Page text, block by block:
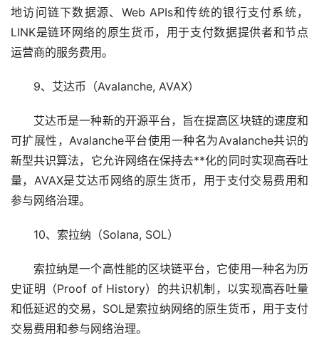
地访问链下数据源、Web APIs和传统的银行支付系统，
LINK是链环网络的原生货币，用于支付数据提供者和节点
运营商的服务费用。
9、 艾达币 （Avalanche, AVAX）
艾达币是一种新的开源平台，旨在提高区块链的速度和
可扩展性，Avalanche平台使用一种名为Avalanche共识的
新型共识算法，它允许网络在保持去**化的同时实现高吞吐
量，AVAX是艾达币网络的原生货币，用于支付交易费用和
参与网络治理。
10、索拉纳（Solana, SOL）
索拉纳是一个高性能的区块链平台，它使用一种名为历
史证明（Proof of History）的共识机制，以实现高吞吐量
和低延迟的交易，SOL是索拉纳网络的原生货币，用于支付
交易费用和参与网络治理。